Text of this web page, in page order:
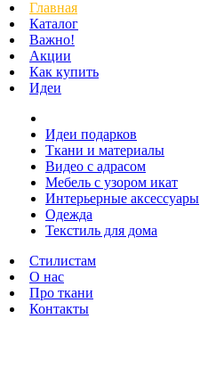
Главная
Каталог
Важно!
Акции
Как купить
Идеи
Идеи подарков
Ткани и материалы
Видео с адрасом
Мебель с узором икат
Интерьерные аксессуары
Одежда
Текстиль для дома
Стилистам
О нас
Про ткани
Контакты